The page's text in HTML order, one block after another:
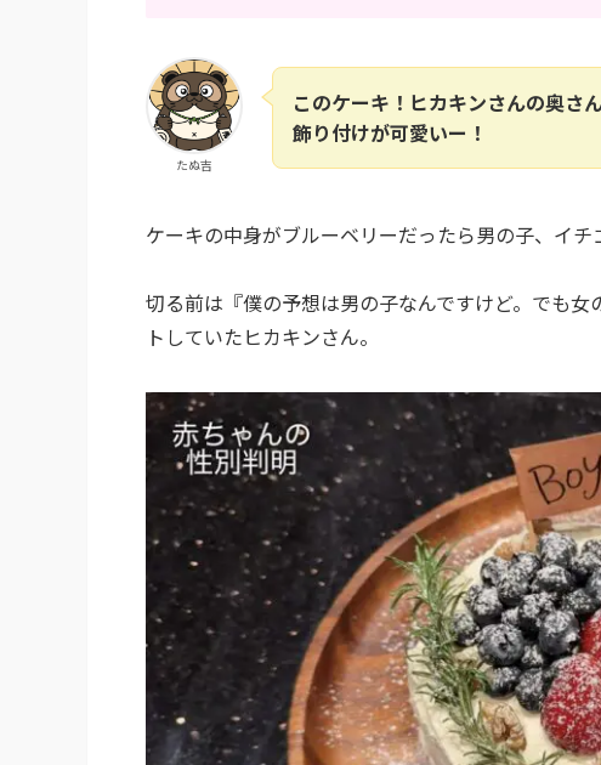
たぬ吉
このケーキ！ヒカキンさんの奥さ
飾り付けが可愛いー！
ケーキの中身がブルーベリーだったら男の子、イチ
切る前は『僕の予想は男の子なんですけど。でも
トしていたヒカキンさん。